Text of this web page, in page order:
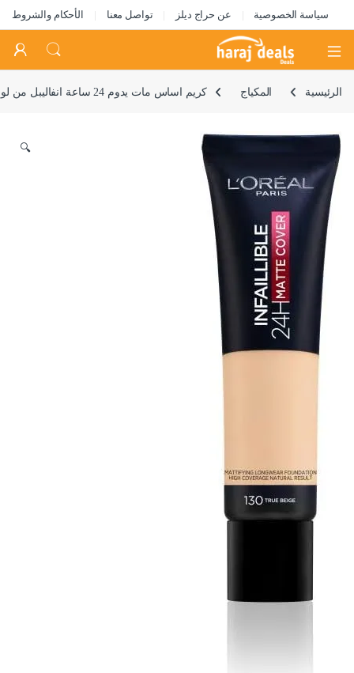
سياسة الخصوصية عن حراج ديلز تواصل معنا الأحكام والشروط
Open
الرئيسية المكياج كريم اساس مات يدوم 24 ساعة انفاليبل من لوريال باريس، 130 لون بيج ترو
🔍